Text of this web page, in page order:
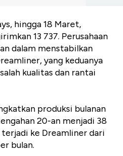
hingga 18 Maret,
13 737. Perusahaan
dalam menstabilkan
yang keduanya
kualitas dan rantai
produksi bulanan
20-an menjadi 38
terjadi ke Dreamliner dari
bulan.